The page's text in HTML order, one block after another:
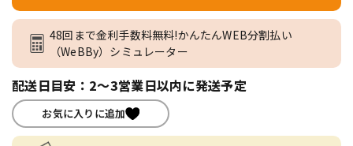
48回まで金利手数料無料!かんたんWEB分割払い
（WeBBy）シミュレーター
配送日目安：2～3営業日以内に発送予定
お気に入りに追加